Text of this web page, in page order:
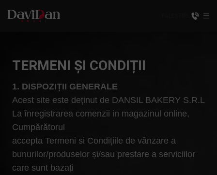
TERMENI ȘI CONDIȚII
1. DISPOZIȚII GENERALE
Acest site este deținut de DANSIL BAKERY S.R.L
La înregistrarea comenzii in magazinul online,
Cumpărătorul
accepta Termeni si Condițiile de vânzare a
bunurilor/produselor și/sau prestare a serviciilor
care sunt bazați